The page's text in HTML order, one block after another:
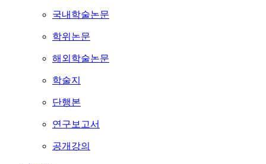
국내학술논문
학위논문
해외학술논문
학술지
단행본
연구보고서
공개강의